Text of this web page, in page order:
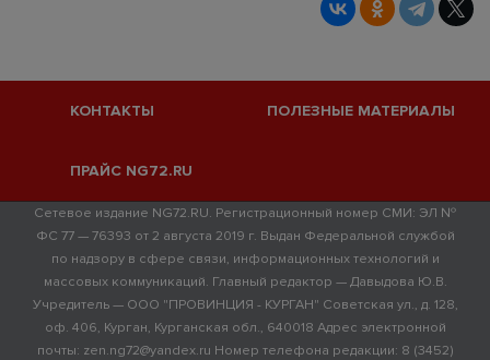
КОНТАКТЫ ПОЛЕЗНЫЕ МАТЕРИАЛЫ
ПРАЙС NG72.RU
Сетевое издание NG72.RU. Регистрационный номер СМИ: ЭЛ №
ФС 77 — 76393 от 2 августа 2019 г. Выдан Федеральной службой
по надзору в сфере связи, информационных технологий и
массовых коммуникаций. Главный редактор — Давыдова Ю.В.
Учредитель — ООО "ПРОВИНЦИЯ - КУРГАН" Советская ул., д. 128,
оф. 406, Курган, Курганская обл., 640018 Адрес электронной
почты: zen.ng72@yandex.ru Номер телефона редакции: 8 (3452)